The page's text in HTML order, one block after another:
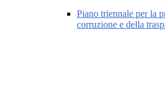
Piano triennale per la
corruzione e della